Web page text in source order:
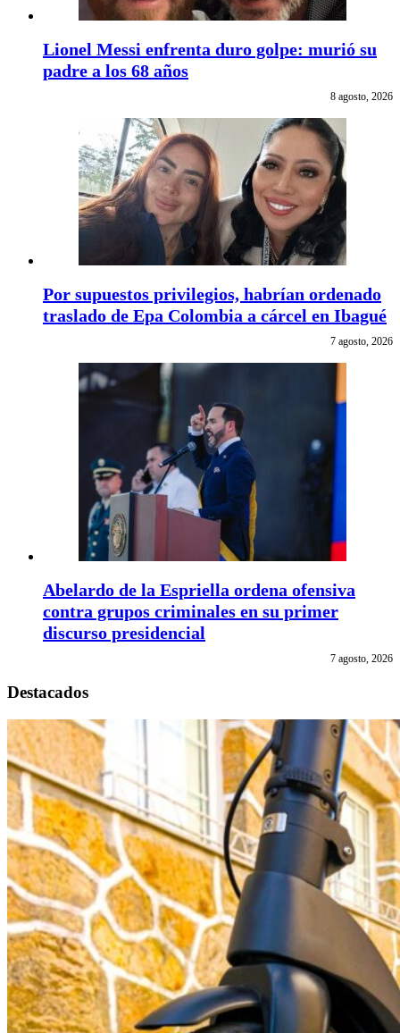
Lionel Messi enfrenta duro golpe: murió su
padre a los 68 años
8 agosto, 2026
Por supuestos privilegios, habrían ordenado
traslado de Epa Colombia a cárcel en Ibagué
7 agosto, 2026
Abelardo de la Espriella ordena ofensiva
contra grupos criminales en su primer
discurso presidencial
7 agosto, 2026
Destacados